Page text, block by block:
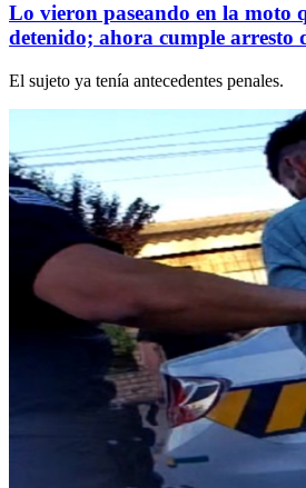
Lo vieron paseando en la moto
detenido; ahora cumple arresto
El sujeto ya tenía antecedentes penales.